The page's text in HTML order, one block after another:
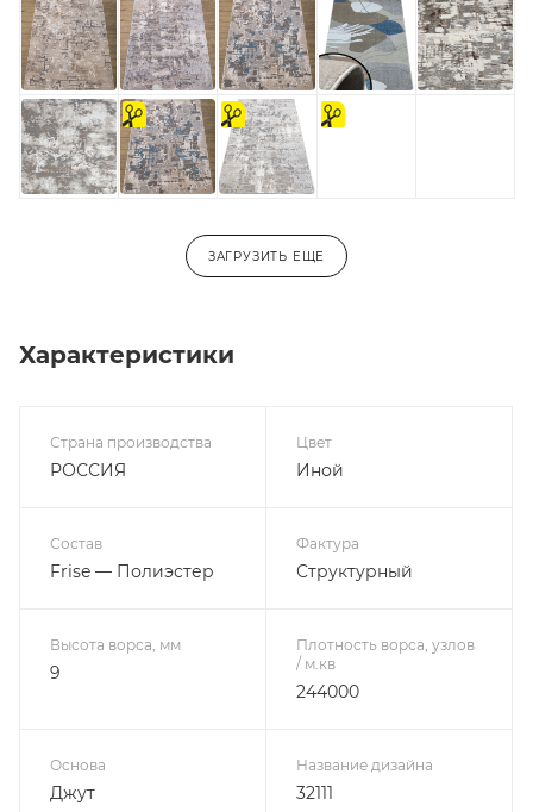
на
отрез
На
отрез
на
отрез
ЗАГРУЗИТЬ ЕЩЕ
Характеристики
Страна производства
РОССИЯ
Цвет
Иной
Состав
Frise — Полиэстер
Фактура
Структурный
Высота ворса, мм
9
Плотность ворса, узлов
/ м.кв
244000
Основа
Джут
Название дизайна
32111